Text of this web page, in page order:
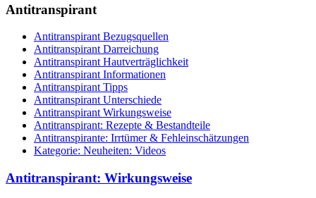
Antitranspirant
Antitranspirant Bezugsquellen
Antitranspirant Darreichung
Antitranspirant Hautverträglichkeit
Antitranspirant Informationen
Antitranspirant Tipps
Antitranspirant Unterschiede
Antitranspirant Wirkungsweise
Antitranspirant: Rezepte & Bestandteile
Antitranspirante: Irrtümer & Fehleinschätzungen
Kategorie: Neuheiten: Videos
Antitranspirant: Wirkungsweise